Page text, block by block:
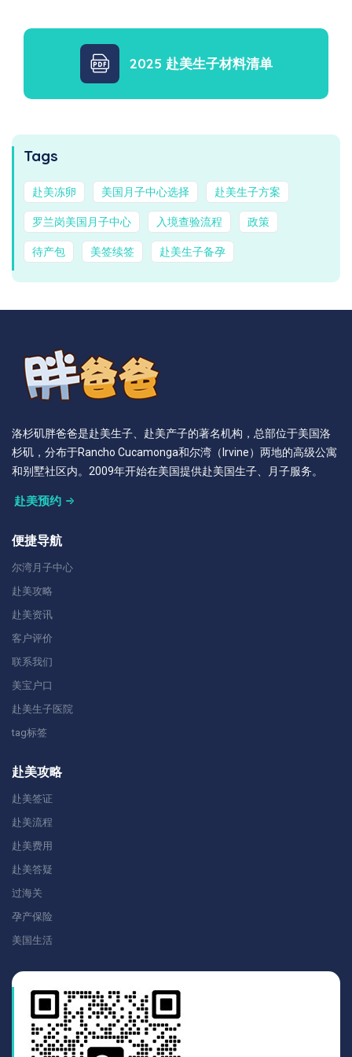
2025 赴美生子材料清单
Tags
赴美冻卵 美国月子中心选择 赴美生子方案
罗兰岗美国月子中心 入境查验流程 政策
待产包 美签续签 赴美生子备孕
洛杉矶胖爸爸是赴美生子、赴美产子的著名机构，总部位于美国洛
杉矶，分布于Rancho Cucamonga和尔湾（Irvine）两地的高级公寓
和别墅社区内。2009年开始在美国提供赴美国生子、月子服务。
赴美预约
便捷导航
尔湾月子中心
赴美攻略
赴美资讯
客户评价
联系我们
美宝户口
赴美生子医院
tag标签
赴美攻略
赴美签证
赴美流程
赴美费用
赴美答疑
过海关
孕产保险
美国生活